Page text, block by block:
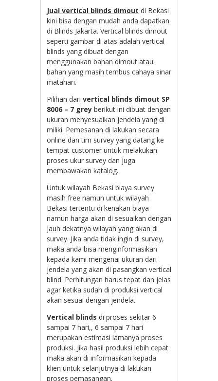
Jual vertical blinds dimout di Bekasi
kini bisa dengan mudah anda dapatkan
di Blinds Jakarta. Vertical blinds dimout
seperti gambar di atas adalah vertical
blinds yang dibuat dengan
menggunakan bahan dimout atau
bahan yang masih tembus cahaya sinar
matahari.
Pilihan darivertical blinds dimout SP
8006 – 7 grey berikut ini dibuat dengan
ukuran menyesuaikan jendela yang di
miliki. Pemesanan di lakukan secara
online dan tim survey yang datang ke
tempat customer untuk melakukan
proses ukur survey dan juga
membawakan katalog.
Untuk wilayah Bekasi biaya survey
masih free namun untuk wilayah
Bekasi tertentu di kenakan biaya
namun harga akan di sesuaikan dengan
jauh dekatnya wilayah yang akan di
survey. Jika anda tidak ingin di survey,
maka anda bisa menginformasikan
kepada kami mengenai ukuran dari
jendela yang akan di pasangkan vertical
blind. Perhitungan harus tepat dan jelas
agar ketika sudah di produksi vertical
akan sesuai dengan jendela.
Vertical blinds di proses sekitar 6
sampai 7 hari,, 6 sampai 7 hari
merupakan estimasi lamanya proses
produksi. Jika hasil produksi lebih cepat
maka akan di informasikan kepada
klien untuk selanjutnya di lakukan
proses pemasangan.